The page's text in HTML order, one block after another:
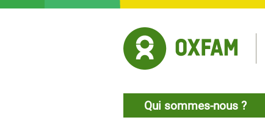
Qui sommes-nous ?